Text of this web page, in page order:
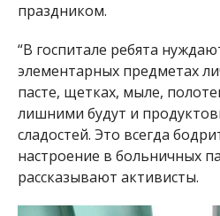
праздником.
“В госпитале ребята
элементарных предметах
пасте, щетках, мыле,
лишними будут и
сладостей. Это всегда
настроение в больничных
рассказывают активисты.